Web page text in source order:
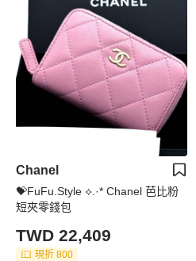
Chanel
💝FuFu.Style ⟡.·* Chanel 芭比粉
短夾零錢包
TWD 22,409
現折 800